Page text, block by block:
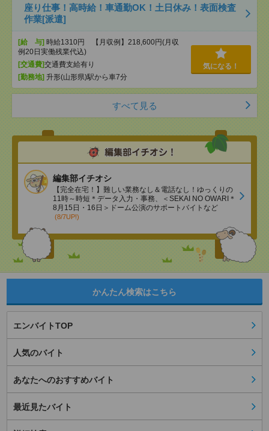
座り仕事！高時給！車通勤OK！土日休み！表面検査
作業[派遣]
[給 与] 時給1310円 【月収例】218,600円(月収
例20日実働残業代込)
[交通費]交通費支給有り
[勤務地] 升形(山形県)駅から車7分
気になる！
すべて見る
編集部イチオシ
【完全在宅！】難しい業務なし＆電話なし！ゆっくりの
11時～時短＊データ入力・事務、＜SEKAI NO OWARI＊
8月15日・16日＞ドーム公演のサポートバイトなど
(8/7UP!)
かんたん検索はこちら
エンバイトTOP
人気のバイト
あなたへのおすすめバイト
最近見たバイト